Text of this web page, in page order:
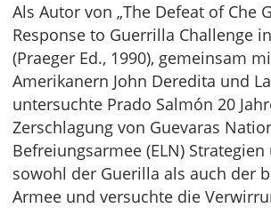
Als Autor von „The Defeat of Che
Response to Guerrilla Challenge
(Praeger Ed., 1990), gemeinsam
Amerikanern John Deredita und
untersuchte Prado Salmón 20
Zerschlagung von Guevaras
Befreiungsarmee (ELN)
sowohl der Guerilla als auch der
Armee und versuchte die